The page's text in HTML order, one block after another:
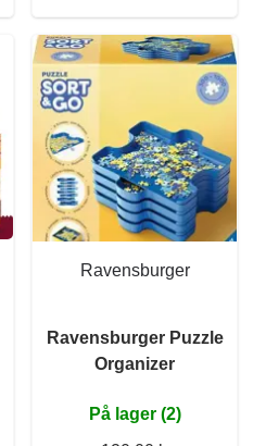
Ravensburger
Ravensburger Puzzle
Organizer
På lager (2)